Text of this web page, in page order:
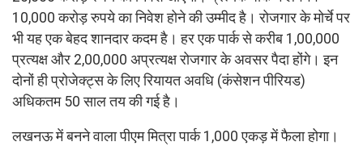
10,000 करोड़ रुपये का निवेश होने की उम्मीद है। रोजगार के मोर्चे पर
भी यह एक बेहद शानदार कदम है। हर एक पार्क से करीब 1,00,000
प्रत्यक्ष और 2,00,000 अप्रत्यक्ष रोजगार के अवसर पैदा होंगे। इन
दोनों ही प्रोजेक्ट्स के लिए रियायत अवधि (कंसेशन पीरियड)
अधिकतम 50 साल तय की गई है।
लखनऊ में बनने वाला पीएम मित्रा पार्क 1,000 एकड़ में फैला होगा।